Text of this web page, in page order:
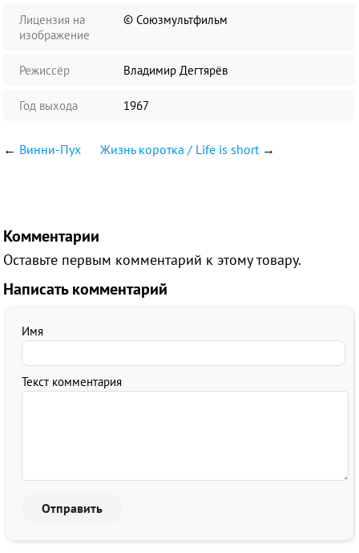
Лицензия на
изображение
© Союзмультфильм
Режиссёр Владимир Дегтярёв
Год выхода 1967
← Винни-Пух Жизнь коротка / Life is short→
Комментарии
Оставьте первым комментарий к этому товару.
Написать комментарий
Имя
Текст комментария